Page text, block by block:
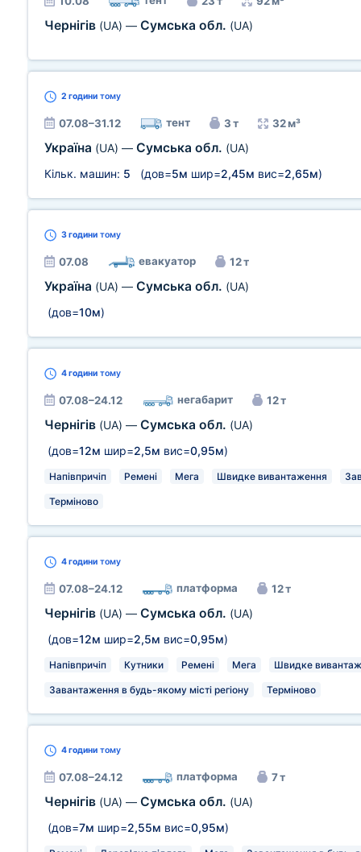
Чернігів (UA) — Сумська обл. (UA)
2 години тому
07.08–31.12 тент 3 т 32 м³
Україна (UA) — Сумська обл. (UA)
Кільк. машин: 5 (дов=5м шир=2,45м вис=2,65м)
3 години тому
07.08 евакуатор 12 т
Україна (UA) — Сумська обл. (UA)
(дов=10м)
4 години тому
07.08–24.12 негабарит 12 т
Чернігів (UA) — Сумська обл. (UA)
(дов=12м шир=2,5м вис=0,95м)
Напівпричіп Ремені Мега Швидке вивантаження
Терміново
4 години тому
07.08–24.12 платформа 12 т
Чернігів (UA) — Сумська обл. (UA)
(дов=12м шир=2,5м вис=0,95м)
Напівпричіп Кутники Ремені Мега Швидке
Завантаження в будь-якому місті регіону Терміново
4 години тому
07.08–24.12 платформа 7 т
Чернігів (UA) — Сумська обл. (UA)
(дов=7м шир=2,55м вис=0,95м)